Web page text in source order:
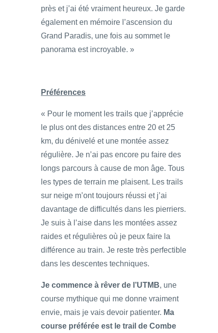
près et j’ai été vraiment heureux. Je garde
également en mémoire l’ascension du
Grand Paradis, une fois au sommet le
panorama est incroyable. »
Préférences
« Pour le moment les trails que j’apprécie
le plus ont des distances entre 20 et 25
km, du dénivelé et une montée assez
régulière. Je n’ai pas encore pu faire des
longs parcours à cause de mon âge. Tous
les types de terrain me plaisent. Les trails
sur neige m’ont toujours réussi et j’ai
davantage de difficultés dans les pierriers.
Je suis à l’aise dans les montées assez
raides et régulières où je peux faire la
différence au train. Je reste très perfectible
dans les descentes techniques.
Je commence à rêver de l’UTMB, une
course mythique qui me donne vraiment
envie, mais je vais devoir patienter. Ma
course préférée est le trail de Combe